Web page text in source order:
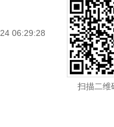
06:29:28
扫描二维